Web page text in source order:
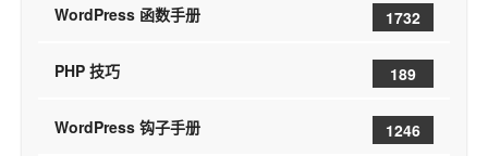
WordPress 函数手册 1732
PHP 技巧 189
WordPress 钩子手册 1246